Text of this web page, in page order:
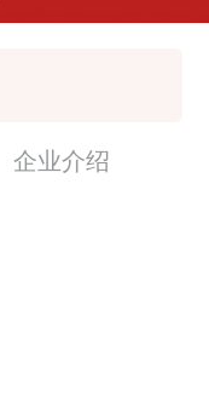
企业介绍